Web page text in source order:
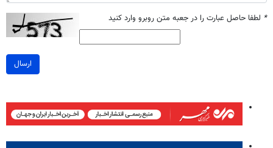
* لطفا حاصل عبارت را در جعبه متن روبرو وارد کنید
ارسال